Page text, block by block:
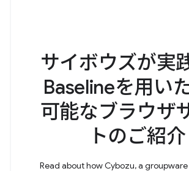
サイボウズが実
Baselineを用い
可能なブラウザ
トのご紹介
Read about how Cybozu, a